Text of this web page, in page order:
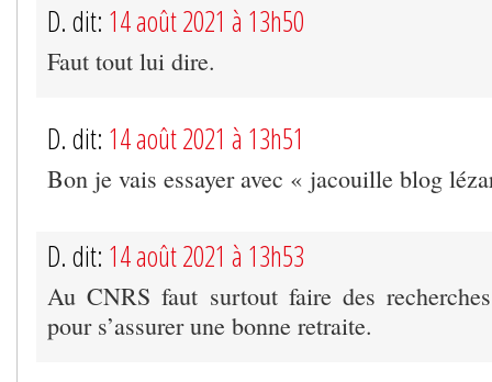
D. dit: 14 août 2021 à 13h50
Faut tout lui dire.
D. dit: 14 août 2021 à 13h51
Bon je vais essayer avec « jacouille blog
D. dit: 14 août 2021 à 13h53
Au CNRS faut surtout faire des
pour s’assurer une bonne retraite.